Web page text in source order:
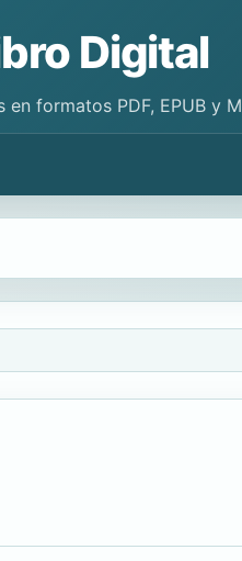
Digital
formatos PDF, EPUB y